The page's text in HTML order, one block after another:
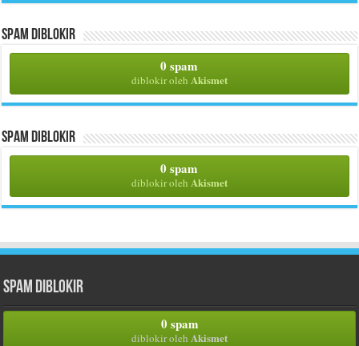
Spam Diblokir
0 spam
diblokir oleh Akismet
Spam Diblokir
0 spam
diblokir oleh Akismet
Spam Diblokir
0 spam
diblokir oleh Akismet